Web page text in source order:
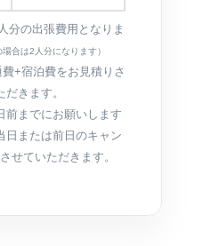
分の出張費用となりま
場合は2人分になります）
+宿泊費をお見積りさ
だきます。
までにお願いします
または前日のキャン
せていただきます。